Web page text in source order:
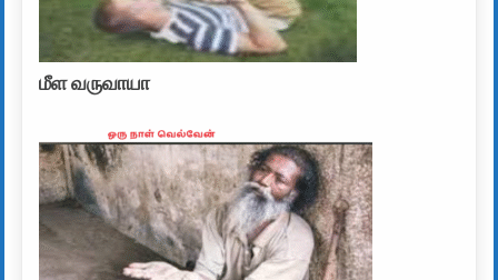
மீள வருவாயா